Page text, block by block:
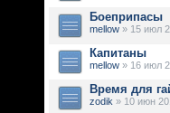
Боеприпасы
mellow » 15 июл
Капитаны
mellow » 16 июл
Время для
zodik » 10 июн